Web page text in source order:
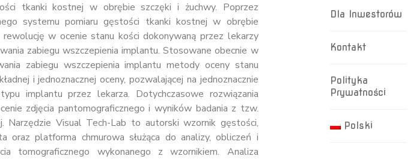
tkanki kostnej w obrębie szczęki i żuchwy. Poprzez
systemu pomiaru gęstości tkanki kostnej w obrębie
w ocenie stanu kości dokonywaną przez lekarzy
zabiegu wszczepienia implantu. Stosowane obecnie w
zabiegu wszczepienia implantu metody oceny stanu
i jednoznacznej oceny, pozwalającej na jednoznacznie
implantu przez lekarza. Dotychczasowe rozwiązania
zdjęcia pantomograficznego i wyników badania z tzw.
Narzędzie Visual Tech-Lab to autorski wzornik gęstości,
oraz platforma chmurowa służąca do analizy, obliczeń i
tomograficznego wykonanego z wzornikiem. Analiza
Dla Inwestorów
Kontakt
Polityka
Prywatności
Polski